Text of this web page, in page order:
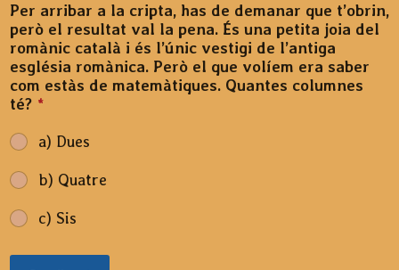
Per arribar a la cripta, has de demanar que t’obrin,
però el resultat val la pena. És una petita joia del
romànic català i és l’únic vestigi de l’antiga
església romànica. Però el que volíem era saber
com estàs de matemàtiques. Quantes columnes
té? *
a) Dues
b) Quatre
c) Sis